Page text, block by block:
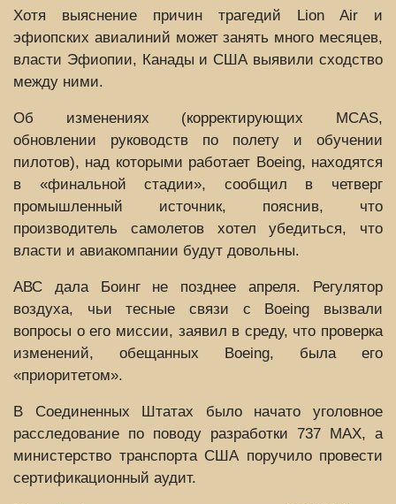
Хотя выяснение причин трагедий Lion Air и
эфиопских авиалиний может занять много месяцев,
власти Эфиопии, Канады и США выявили сходство
между ними.
Об изменениях (корректирующих MCAS,
обновлении руководств по полету и обучении
пилотов), над которыми работает Boeing, находятся
в «финальной стадии», сообщил в четверг
промышленный источник, пояснив, что
производитель самолетов хотел убедиться, что
власти и авиакомпании будут довольны.
АВС дала Боинг не позднее апреля. Регулятор
воздуха, чьи тесные связи с Boeing вызвали
вопросы о его миссии, заявил в среду, что проверка
изменений, обещанных Boeing, была его
«приоритетом».
В Соединенных Штатах было начато уголовное
расследование по поводу разработки 737 MAX, а
министерство транспорта США поручило провести
сертификационный аудит.